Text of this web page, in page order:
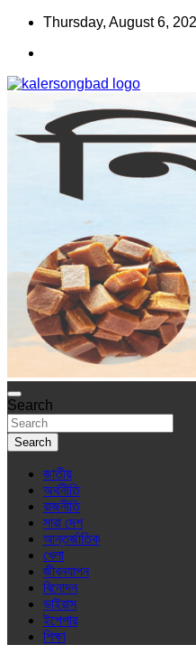
Skip
content
Thursday, August 6,
কালের সংবাদ
www.kalersongbad.com
Search
Search
জাতীয়
অর্থনীতি
রাজনীতি
সারা দেশ
আন্তর্জাতিক
খেলা
জীবনযাপন
বিনোদন
ভাইরাস
ইপেপার
শিক্ষা